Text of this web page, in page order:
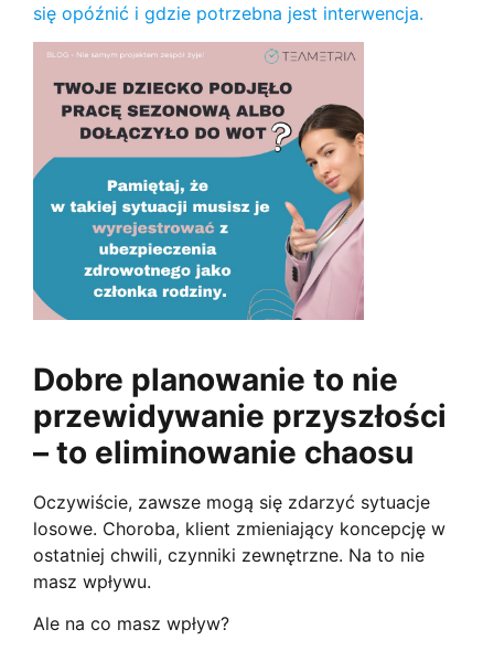
się opóźnić i gdzie potrzebna jest interwencja.
Dobre planowanie to nie
przewidywanie przyszłości
– to eliminowanie chaosu
Oczywiście, zawsze mogą się zdarzyć sytuacje
losowe. Choroba, klient zmieniający koncepcję w
ostatniej chwili, czynniki zewnętrzne. Na to nie
masz wpływu.
Ale na co masz wpływ?